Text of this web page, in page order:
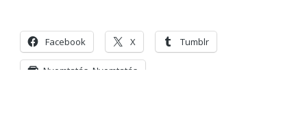
Facebook X Tumblr
Nyomtatás Nyomtatás